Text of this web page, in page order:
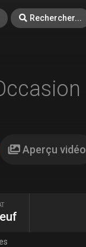
Rechercher...
Aperçu vidéo